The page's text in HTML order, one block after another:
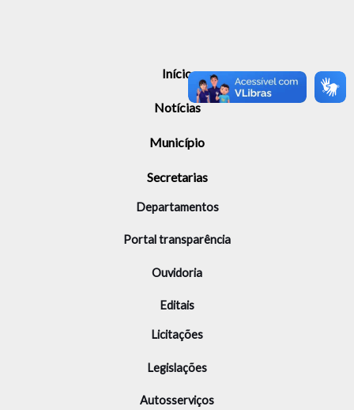
Início
Notícias
Município
Secretarias
Departamentos
Portal transparência
Ouvidoria
Editais
Licitações
Legislações
Autosserviços